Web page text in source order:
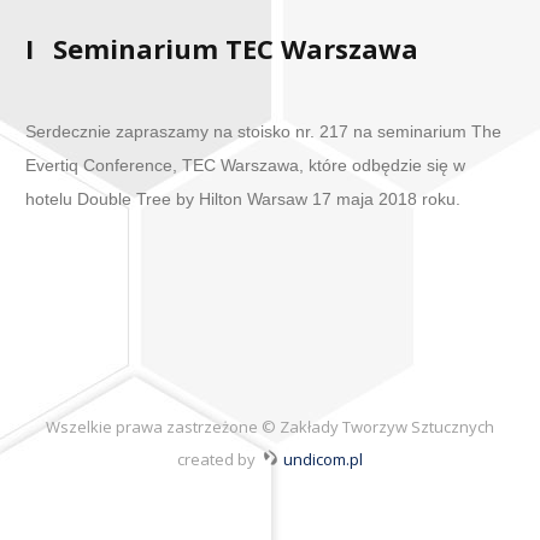
I Seminarium TEC Warszawa
Serdecznie zapraszamy na stoisko nr. 217 na seminarium The
Evertiq Conference, TEC Warszawa, które odbędzie się w
hotelu Double Tree by Hilton Warsaw 17 maja 2018 roku.
Wszelkie prawa zastrzeżone © Zakłady Tworzyw Sztucznych
undicom.pl
created by